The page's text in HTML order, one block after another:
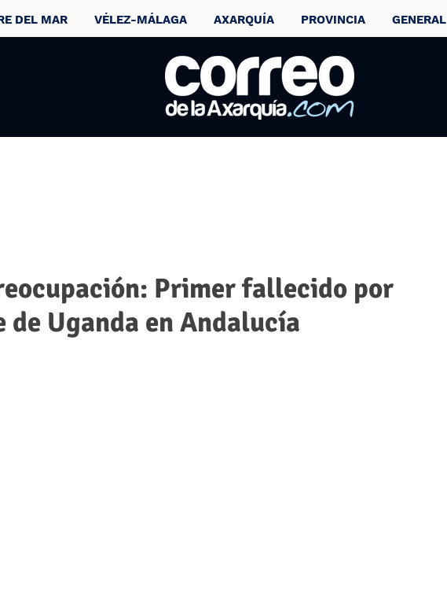
DEL MAR VÉLEZ-MÁLAGA AXARQUÍA PROVINCIA GENERAL
Primer fallecido por
de Uganda en Andalucía